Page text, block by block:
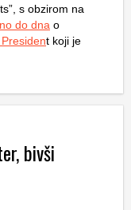
s obzirom na
do dna o
t koji je
bivši